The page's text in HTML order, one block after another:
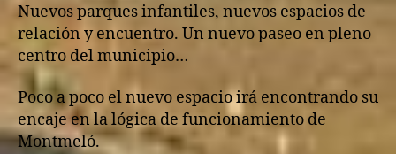
Nuevos parques infantiles, nuevos espacios de
relación y encuentro. Un nuevo paseo en pleno
centro del municipio…
Poco a poco el nuevo espacio irá encontrando su
encaje en la lógica de funcionamiento de
Montmeló.